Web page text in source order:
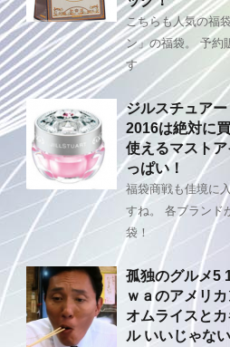
こちらも人気の福
ン」の福袋。 予約
す
ジルスチュア
2016は絶対に
使えるマスト
っぱい！
福袋商戦も佳境に
すね。 各ブランド
袋！
孤独のグルメ5
ｗａのアメリ
オムライスと
ル いいじゃな